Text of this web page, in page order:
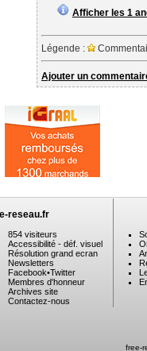
Afficher les 1
Légende :
Ajouter un
reseau.fr
854 visiteurs
Accessibilité - déf. visuel
Résolution grand ecran
Newsletters
Facebook•Twitter
Membres d'honneur
Archives site
Contactez-nous
free-